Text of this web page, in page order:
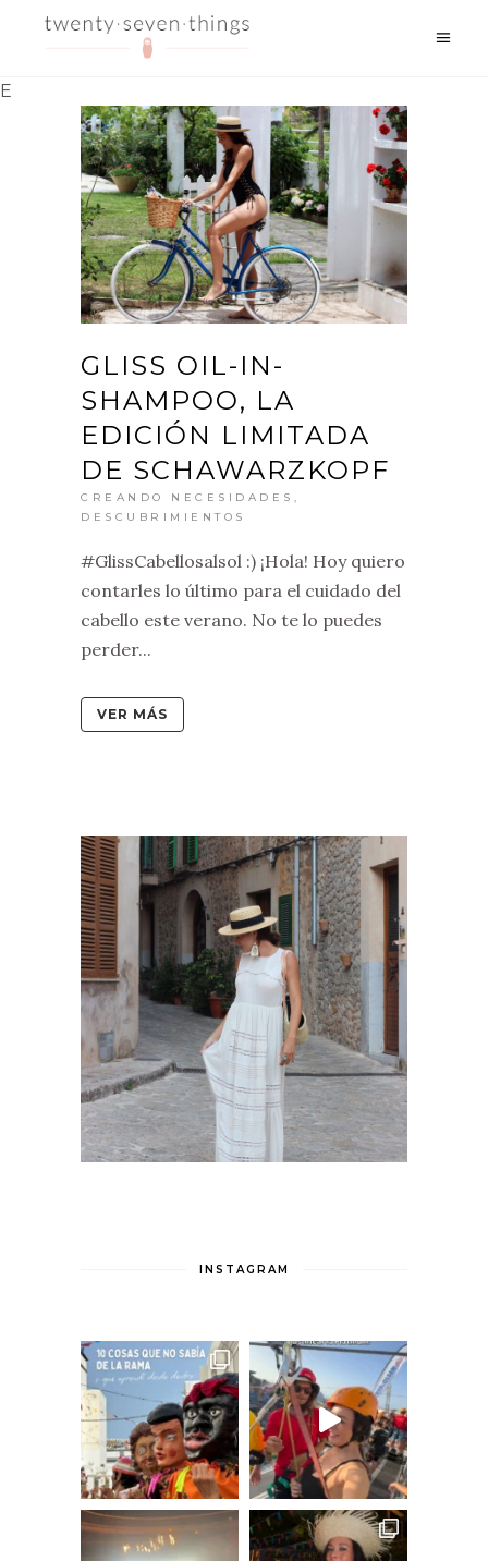
E
GLISS OIL-IN-
SHAMPOO, LA
EDICIÓN LIMITADA
DE SCHAWARZKOPF
CREANDO NECESIDADES ,
DESCUBRIMIENTOS
#GlissCabellosalsol :) ¡Hola! Hoy quiero
contarles lo último para el cuidado del
cabello este verano. No te lo puedes
perder...
VER MÁS
INSTAGRAM